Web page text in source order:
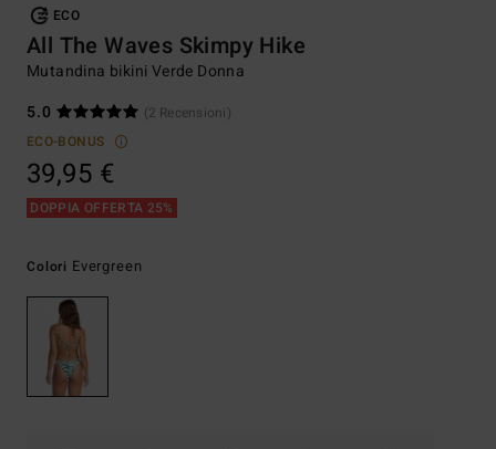
ECO
All The Waves Skimpy Hike
Mutandina bikini Verde Donna
5.0
(2 Recensioni)
ECO-BONUS
39,95 €
DOPPIA OFFERTA 25%
Colori Evergreen